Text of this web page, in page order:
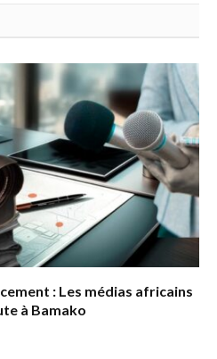
: Les médias africains
à Bamako